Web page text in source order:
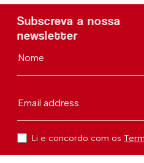
Subscreva a nossa
newsletter
Nome
Email address
Li e concordo com os